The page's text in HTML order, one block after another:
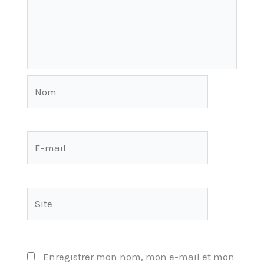
Enregistrer mon nom, mon e-mail et mon